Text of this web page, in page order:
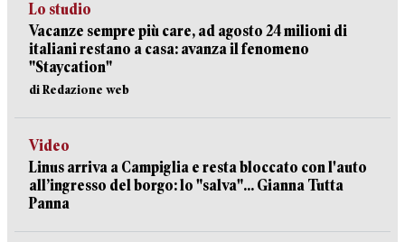
Lo studio
Vacanze sempre più care, ad agosto 24 milioni di
italiani restano a casa: avanza il fenomeno
"Staycation"
di Redazione web
Video
Linus arriva a Campiglia e resta bloccato con l'auto
all’ingresso del borgo: lo "salva"... Gianna Tutta
Panna